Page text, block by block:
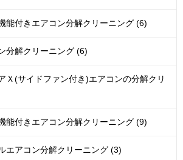
能付きエアコン分解クリーニング (6)
分解クリーニング (6)
Ｘ(サイドファン付き)エアコンの分解クリ
能付きエアコン分解クリーニング (9)
エアコン分解クリーニング (3)